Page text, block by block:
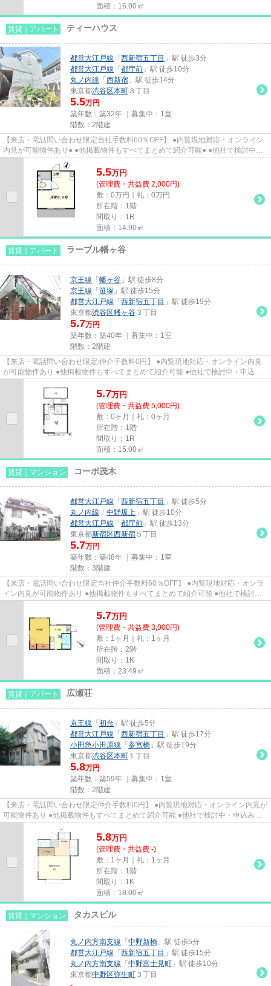
面積：16.00㎡
賃貸｜アパート ティーハウス
都営大江戸線 「 西新宿五丁目 」駅 徒歩3分
都営大江戸線 「 都庁前 」駅 徒歩10分
丸ノ内線 「 西新宿 」駅 徒歩14分
東京都渋谷区本町 ３丁目
5.5万円
築年数：築32年 ｜募集中： 1室
階数：2階建
【来店・電話問い合わせ限定当社手数料60％OFF】 ●内覧現地対応・オンライン
内見が可能物件あり● ●他掲載物件もすべてまとめて紹介可能● ●他社で検討中・
申込み済みのお客様、初期費用...
5.5万円
(管理費・共益費 2,000円)
敷：0万円｜礼：0万円
所在階：1階
間取り：1R
面積：14.90㎡
賃貸｜アパート ラーブル幡ヶ谷
京王線 「 幡ヶ谷 」駅 徒歩8分
京王線 「 笹塚 」駅 徒歩15分
都営大江戸線 「 西新宿五丁目 」駅 徒歩19分
東京都渋谷区幡ヶ谷 ３丁目
5.7万円
築年数：築40年 ｜募集中： 1室
階数：2階建
【来店・電話問い合わせ限定:仲介手数料0円】 ●内覧現地対応・オンライン内見
が可能物件あり ●他掲載物件もすべてまとめて紹介可能 ●他社で検討中・申込み
5.7万円
(管理費・共益費 5,000円)
敷：0ヶ月｜礼：0ヶ月
所在階：1階
間取り：1R
面積：15.00㎡
賃貸｜マンション コーポ茂木
都営大江戸線 「 西新宿五丁目 」駅 徒歩5分
丸ノ内線 「 中野坂上 」駅 徒歩10分
都営大江戸線 「 都庁前 」駅 徒歩13分
東京都新宿区西新宿 ５丁目
5.7万円
築年数：築48年 ｜募集中： 1室
階数：3階建
【来店・電話問い合わせ限定当社仲介手数料60％OFF】 ●内覧現地対応・オンラ
イン内見が可能物件あり ●他掲載物件もすべてまとめて紹介可能 ●他社で検討
5.7万円
(管理費・共益費 3,000円)
敷：1ヶ月｜礼：1ヶ月
所在階：2階
間取り：1K
面積：23.49㎡
賃貸｜アパート 広瀬荘
京王線 「 初台 」駅 徒歩5分
都営大江戸線 「 西新宿五丁目 」駅 徒歩17分
小田急小田原線 「 参宮橋 」駅 徒歩19分
東京都渋谷区本町 １丁目
5.8万円
築年数：築59年 ｜募集中： 1室
階数：2階建
【来店・電話問い合わせ限定仲介手数料0円】 ●内覧現地対応・オンライン内見が
可能物件あり ●他掲載物件もすべてまとめて紹介可能 ●他社で検討中・申込み済
5.8万円
(管理費・共益費 -)
敷：1ヶ月｜礼：1ヶ月
所在階：1階
間取り：1K
面積：18.00㎡
賃貸｜マンション タカスビル
丸ノ内方南支線 「 中野新橋 」駅 徒歩5分
都営大江戸線 「 西新宿五丁目 」駅 徒歩15分
丸ノ内方南支線 「 中野富士見町 」駅 徒歩10分
東京都中野区弥生町 ３丁目